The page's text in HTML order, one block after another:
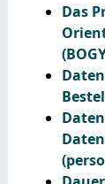
Das